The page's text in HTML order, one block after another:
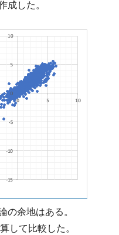
成した。
の余地はある。
して比較した。